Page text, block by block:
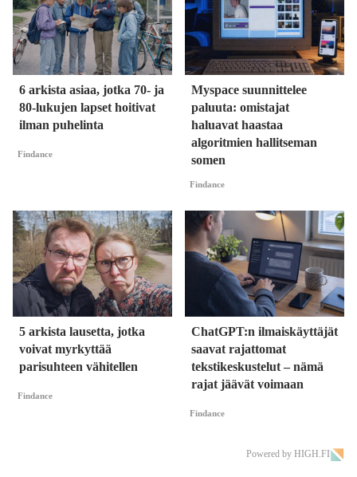
6 arkista asiaa, jotka 70- ja
80-lukujen lapset hoitivat
ilman puhelinta
Findance
Myspace suunnittelee
paluuta: omistajat
haluavat haastaa
algoritmien hallitseman
somen
Findance
5 arkista lausetta, jotka
voivat myrkyttää
parisuhteen vähitellen
Findance
ChatGPT:n ilmaiskäyttäjät
saavat rajattomat
tekstikeskustelut – nämä
rajat jäävät voimaan
Findance
Powered by HIGH.FI